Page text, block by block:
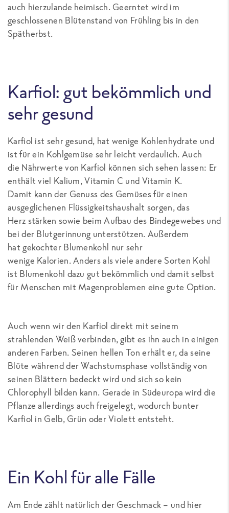
auch hierzulande heimisch. Geerntet wird im
geschlossenen Blütenstand von Frühling bis in den
Spätherbst.
Karfiol: gut bekömmlich und
sehr gesund
Karfiol ist sehr gesund, hat wenige Kohlenhydrate und
ist für ein Kohlgemüse sehr leicht verdaulich. Auch
die Nährwerte von Karfiol können sich sehen lassen: Er
enthält viel Kalium, Vitamin C und Vitamin K.
Damit kann der Genuss des Gemüses für einen
ausgeglichenen Flüssigkeitshaushalt sorgen, das
Herz stärken sowie beim Aufbau des Bindegewebes und
bei der Blutgerinnung unterstützen. Außerdem
hat gekochter Blumenkohl nur sehr
wenige Kalorien. Anders als viele andere Sorten Kohl
ist Blumenkohl dazu gut bekömmlich und damit selbst
für Menschen mit Magenproblemen eine gute Option.
Auch wenn wir den Karfiol direkt mit seinem
strahlenden Weiß verbinden, gibt es ihn auch in einigen
anderen Farben. Seinen hellen Ton erhält er, da seine
Blüte während der Wachstumsphase vollständig von
seinen Blättern bedeckt wird und sich so kein
Chlorophyll bilden kann. Gerade in Südeuropa wird die
Pflanze allerdings auch freigelegt, wodurch bunter
Karfiol in Gelb, Grün oder Violett entsteht.
Ein Kohl für alle Fälle
Am Ende zählt natürlich der Geschmack – und hier